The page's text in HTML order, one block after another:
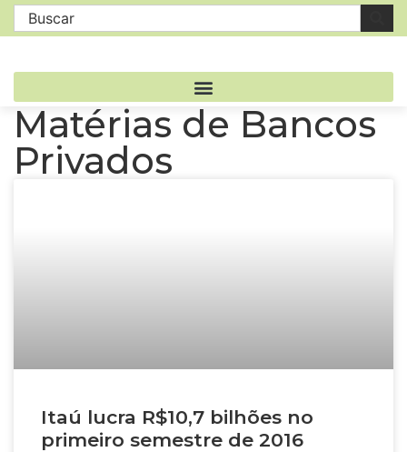
Matérias de Bancos
Privados
Itaú lucra R$10,7 bilhões no
primeiro semestre de 2016